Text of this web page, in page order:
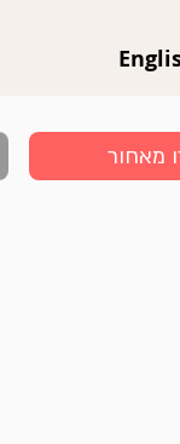
מאחור